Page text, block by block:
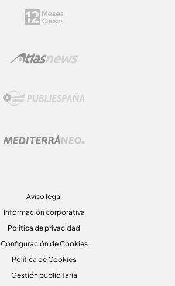
Aviso legal
Información corporativa
Politica de privacidad
Configuración de Cookies
Política de Cookies
Gestión publicitaria